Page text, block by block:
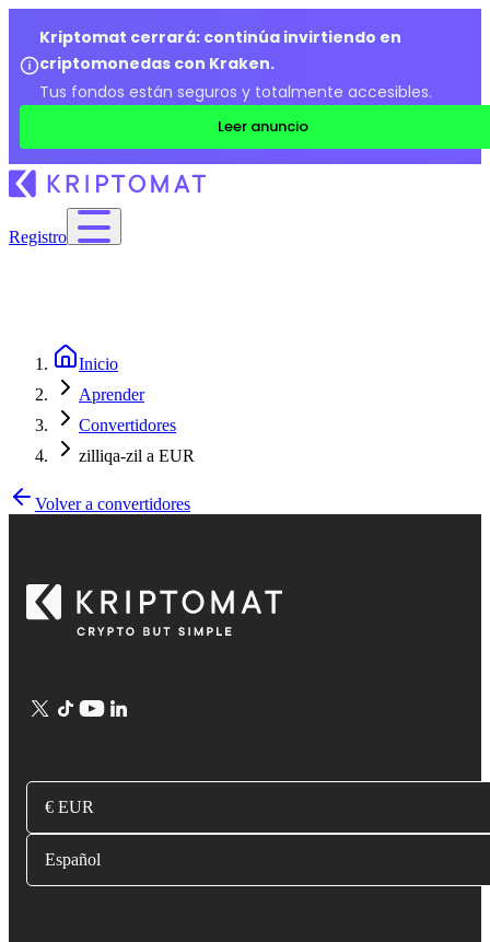
Kriptomat cerrará: continúa invirtiendo en
criptomonedas con Kraken.
Tus fondos están seguros y totalmente accesibles.
Leer anuncio
Registro
Inicio
Aprender
Convertidores
zilliqa-zil a EUR
Volver a convertidores
€ EUR
Español